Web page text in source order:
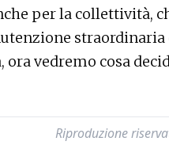
per la collettività,
straordinaria
vedremo cosa
Riproduzione